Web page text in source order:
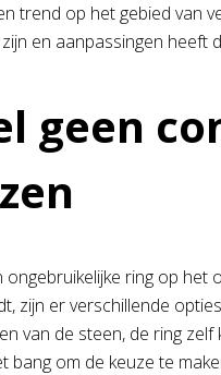
trend op het gebied van
en aanpassingen heeft
geen
ongebruikelijke ring op
zijn er verschillende
van de steen, de ring
bang om de keuze te